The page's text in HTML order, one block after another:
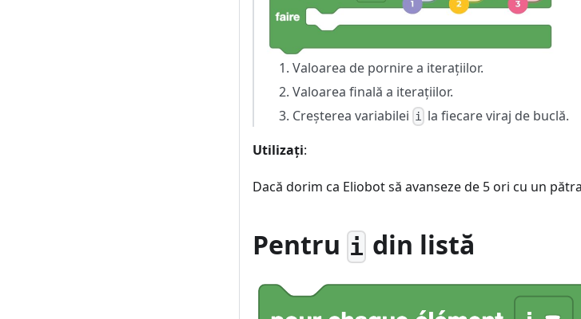
Valoarea de pornire a iterațiilor.
Valoarea finală a iterațiilor.
Creșterea variabilei i la fiecare viraj de buclă.
Utilizați:
Dacă dorim ca Eliobot să avanseze de 5 ori cu un
Pentru i din listă